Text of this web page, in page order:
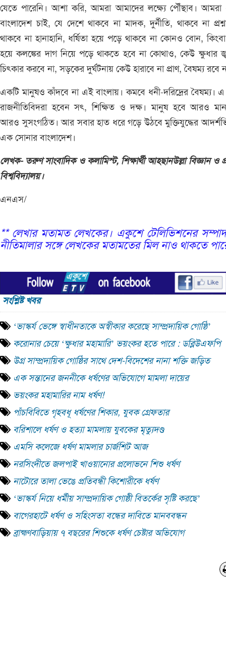
যেতে পারেনি। আশা করি, আমরা আমাদের লক্ষ্যে পৌঁছাব।
বাংলাদেশ চাই, যে দেশে থাকবে না মাদক, দুর্নীতি, থাকবে না
থাকবে না হানাহানি, ধর্ষিতা হয়ে পড়ে থাকবে না কোনও বোন,
হয়ে কলঙ্কের দাগ নিয়ে পড়ে থাকতে হবে না কোথাও, কেউ ক্ষুধার
চিৎকার করবে না, সড়কের দুর্ঘটনায় কেউ হারাবে না প্রাণ, বৈষম্য রবে
একটি মানুষও কাঁদবে না এই বাংলায়। কমবে ধনী-দরিদ্রের বৈষম্য। এ
রাজনীতিবিদরা হবেন সৎ, শিক্ষিত ও দক্ষ। মানুষ হবে আরও
আরও সুসংগঠিত। আর সবার হাত ধরে গড়ে উঠবে মুক্তিযুদ্ধের
এক সোনার বাংলাদেশ।
লেখক- তরুণ সাংবাদিক ও কলামিস্ট, শিক্ষার্থী আহ্ছানউল্লা বিজ্ঞান ও
বিশ্ববিদ্যালয়।
এনএস/
** লেখার মতামত লেখকের। একুশে টেলিভিশনের
নীতিমালার সঙ্গে লেখকের মতামতের মিল নাও থাকতে
সংশ্লিষ্ট খবর
‘ভাস্কর্য ভেঙ্গে স্বাধীনতাকে অস্বীকার করেছে সাম্প্রদায়িক গোষ্ঠি’
করোনার চেয়ে ‘ক্ষুধার মহামারি’ ভয়ংকর হতে পারে : ডব্লিউএফপি
উগ্র সাম্প্রদায়িক গোষ্ঠির সাথে দেশ-বিদেশের নানা শক্তি জড়িত
এক সন্তানের জননীকে ধর্ষণের অভিযোগে মামলা দায়ের
ভয়ংকর মহামারির নাম ধর্ষণ!
পাঁচবিবিতে গৃহবধূ ধর্ষণের শিকার, যুবক গ্রেফতার
বরিশালে ধর্ষণ ও হত্যা মামলায় যুবকের মৃত্যুদণ্ড
এমসি কলেজে ধর্ষণ মামলার চার্জশিট আজ
নরসিংদীতে জলপাই খাওয়ানোর প্রলোভনে শিশু ধর্ষণ
নাটোরে তালা ভেঙে প্রতিবন্ধী কিশোরীকে ধর্ষণ
‘ভাস্কর্য নিয়ে ধর্মীয় সাম্প্রদায়িক গোষ্ঠী বিতর্কের সৃষ্টি করছে’
বাগেরহাটে ধর্ষণ ও সহিংসতা বন্ধের দাবিতে মানববন্ধন
ব্রাহ্মণবাড়িয়ায় ৭ বছরের শিশুকে ধর্ষণ চেষ্টার অভিযোগ